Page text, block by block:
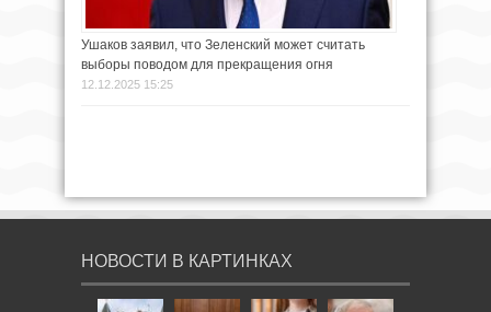
Ушаков заявил, что Зеленский может считать
выборы поводом для прекращения огня
12.12.2025 15:25
НОВОСТИ В КАРТИНКАХ